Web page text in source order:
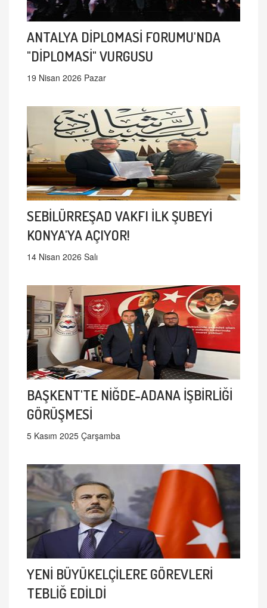
ANTALYA DİPLOMASİ FORUMU'NDA
"DİPLOMASİ" VURGUSU
19 Nisan 2026 Pazar
SEBİLÜRREŞAD VAKFI İLK ŞUBEYİ
KONYA'YA AÇIYOR!
14 Nisan 2026 Salı
BAŞKENT'TE NİĞDE-ADANA İŞBİRLİĞİ
GÖRÜŞMESİ
5 Kasım 2025 Çarşamba
YENİ BÜYÜKELÇİLERE GÖREVLERİ
TEBLİĞ EDİLDİ